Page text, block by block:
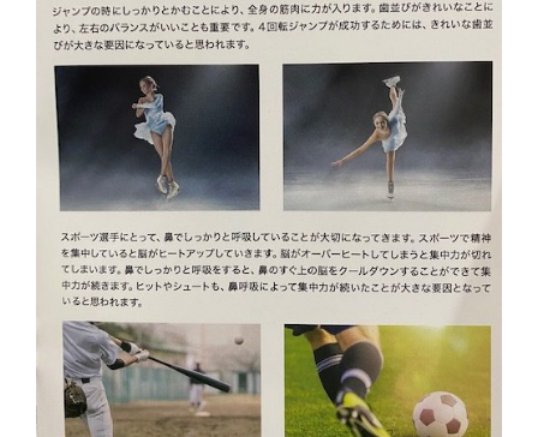
だ
さ
い
(
新
ウ
開
き
ま
す
)
ウ
ィ
ン
ド
ウ
で
開
き
ま
す
ン
ド
ウ
で
開